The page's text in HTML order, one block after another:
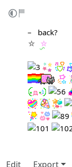
– ‎ ‎ back? ‎ ‎ ‎ ‎ ‎ ‎
☆ ☆
Edit
Export